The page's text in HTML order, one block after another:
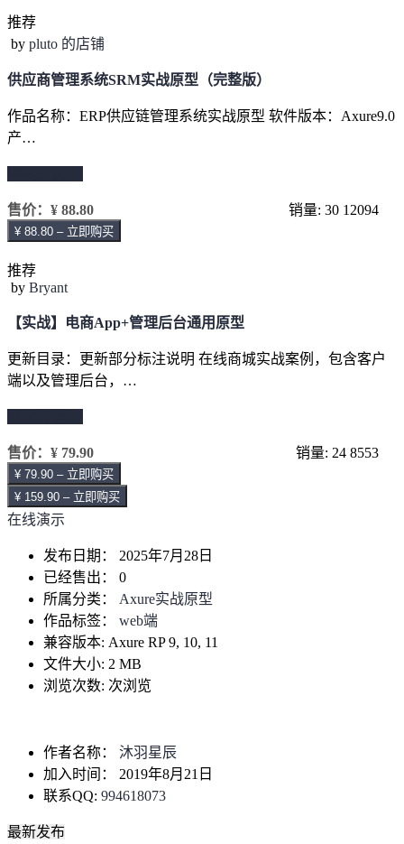
推荐
by pluto 的店铺
供应商管理系统SRM实战原型（完整版）
作品名称：ERP供应链管理系统实战原型 软件版本：Axure9.0
产…
售价： ¥ 88.80 销量: 30 12094
¥ 88.80 – 立即购买
推荐
by Bryant
【实战】电商App+管理后台通用原型
更新目录：更新部分标注说明 在线商城实战案例，包含客户
端以及管理后台，…
售价： ¥ 79.90 销量: 24 8553
¥ 79.90 – 立即购买
¥ 159.90 – 立即购买
在线演示
发布日期：
2025年7月28日
已经售出：
0
所属分类：
Axure实战原型
作品标签：
web端
兼容版本: Axure RP 9, 10, 11
文件大小: 2 MB
浏览次数: 次浏览
作者名称：
沐羽星辰
加入时间：
2019年8月21日
联系QQ: 994618073
最新发布